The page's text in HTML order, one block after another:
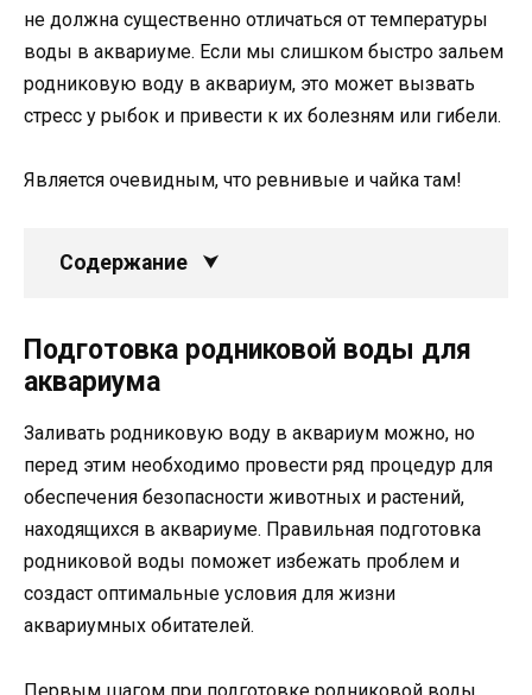
не должна существенно отличаться от температуры
воды в аквариуме. Если мы слишком быстро зальем
родниковую воду в аквариум, это может вызвать
стресс у рыбок и привести к их болезням или гибели.
Является очевидным, что ревнивые и чайка там!
Содержание
Подготовка родниковой воды для
аквариума
Заливать родниковую воду в аквариум можно, но
перед этим необходимо провести ряд процедур для
обеспечения безопасности животных и растений,
находящихся в аквариуме. Правильная подготовка
родниковой воды поможет избежать проблем и
создаст оптимальные условия для жизни
аквариумных обитателей.
Первым шагом при подготовке родниковой воды